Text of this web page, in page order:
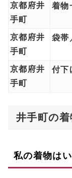
京都府井
手町
着物
京都府井
手町
袋帯
京都府井
手町
付下
井手町の着
私の着物は